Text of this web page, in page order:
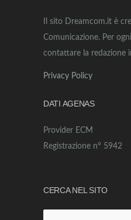
Il sito Dreamcom.it è
Comunicazione. Per
contattare la redazione
Privacy Policy
DATI AGENAS
Provider ECM
Registrazione n° 5942
CERCA NEL SITO